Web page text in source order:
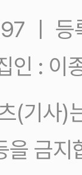
ㅣ
인 : 이
(기사)
을 금지